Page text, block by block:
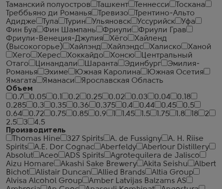
Таманский полуостров
Ташкент Теннесси
Тоскана
Треббьяно ди Романья
Тревизо
Трентино-Альто
Адидже
Тула Турин Ульяновск Уссурийск
Уфа
Фин Буа
Фин Шампань Фриули
Фриули Грав
Фриули-Венеция-Джулия
Хёго
Хайленд
(Высокогорье)
Хайлэнд Хайлэндс Халиско
Ханой
Хего
Херес Хоккайдо Хонсю
Центральный
Отаго
Цинандали Шаранта Эдинбург
Эмилия-
Романья
Эхиме Южная Каролина
Южная Осетия
Ямагата
Яманаси
Ярославская Область
Объем
0.7
0.05 0.1 0.2 0.25 0.02 0.03 0.04
0.18
0.285
0.3 0.35 0.36 0.375 0.4 0.44 0.45
0.5
0.64
0.72 0.75 0.85 0.9 1.45 1.5 1.75 1.8 18
2
2.5
3
4.5
Производитель
Thomas Hine
327 Spirits A. de Fussigny
A. H. Riise
Spirits
A.E. Dor Cognac Aberfeldy
Aberlour Distillery
Absolut
Aceo ADS Spirits
Agrotequilera de Jalisco
Aizu Homare
Akashi Sake Brewery Akita Seishu
Albert
Bichot
Alistair Duncan Allied Brands
Altia Group
Alvisa Alcohol Group
Amber Latvijas Balzams AS